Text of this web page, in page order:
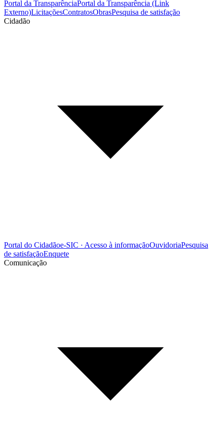
Portal da TransparênciaPortal da Transparência (Link
Externo)LicitaçõesContratosObrasPesquisa de satisfação
Cidadão
Portal do Cidadãoe-SIC · Acesso à informaçãoOuvidoriaPesquisa
de satisfaçãoEnquete
Comunicação